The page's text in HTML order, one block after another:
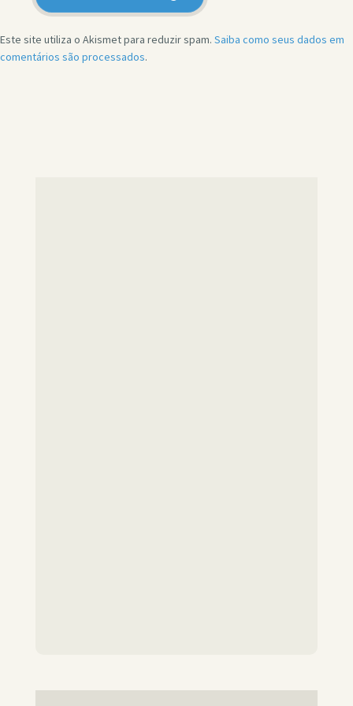
Este site utiliza o Akismet para reduzir spam. Saiba como seus dados em
comentários são processados.